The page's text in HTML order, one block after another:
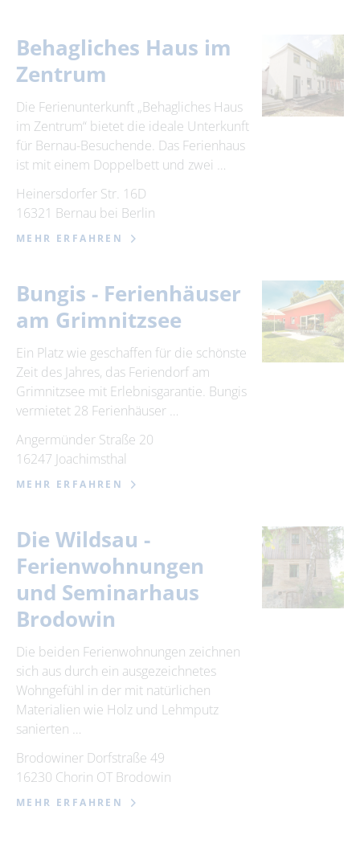
Behagliches Haus im
Zentrum
Die Ferienunterkunft „Behagliches Haus
im Zentrum“ bietet die ideale Unterkunft
für Bernau-Besuchende. Das Ferienhaus
ist mit einem Doppelbett und zwei …
Heinersdorfer Str. 16D
16321 Bernau bei Berlin
MEHR ERFAHREN
Bungis - Ferienhäuser
am Grimnitzsee
Ein Platz wie geschaffen für die schönste
Zeit des Jahres, das Feriendorf am
Grimnitzsee mit Erlebnisgarantie. Bungis
vermietet 28 Ferienhäuser …
Angermünder Straße 20
16247 Joachimsthal
MEHR ERFAHREN
Die Wildsau -
Ferienwohnungen
und Seminarhaus
Brodowin
Die beiden Ferienwohnungen zeichnen
sich aus durch ein ausgezeichnetes
Wohngefühl in der mit natürlichen
Materialien wie Holz und Lehmputz
sanierten …
Brodowiner Dorfstraße 49
16230 Chorin OT Brodowin
MEHR ERFAHREN